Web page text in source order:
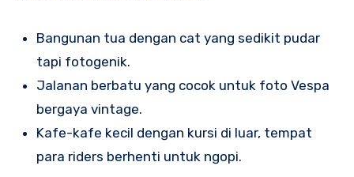
Bangunan tua dengan cat yang sedikit pudar
tapi fotogenik.
Jalanan berbatu yang cocok untuk foto Vespa
bergaya vintage.
Kafe-kafe kecil dengan kursi di luar, tempat
para riders berhenti untuk ngopi.